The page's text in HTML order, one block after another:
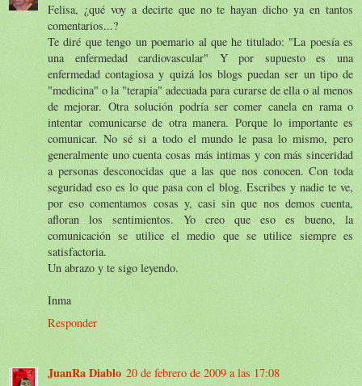
Felisa, ¿qué voy a decirte que no te hayan dicho ya en tantos
comentarios...?
Te diré que tengo un poemario al que he titulado: "La poesía es
una enfermedad cardiovascular" Y por supuesto es una
enfermedad contagiosa y quizá los blogs puedan ser un tipo de
"medicina" o la "terapia" adecuada para curarse de ella o al menos
de mejorar. Otra solución podría ser comer canela en rama o
intentar comunicarse de otra manera. Porque lo importante es
comunicar. No sé si a todo el mundo le pasa lo mismo, pero
generalmente uno cuenta cosas más intimas y con más sinceridad
a personas desconocidas que a las que nos conocen. Con toda
seguridad eso es lo que pasa con el blog. Escribes y nadie te ve,
por eso comentamos cosas y, casi sin que nos demos cuenta,
afloran los sentimientos. Yo creo que eso es bueno, la
comunicación se utilice el medio que se utilice siempre es
satisfactoria.
Un abrazo y te sigo leyendo.
Inma
Responder
JuanRa Diablo 20 de febrero de 2009 a las 17:08